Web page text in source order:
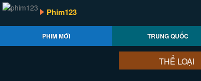
Phim123
PHIM MỚI TRUNG QUỐC
THỂ LOẠI